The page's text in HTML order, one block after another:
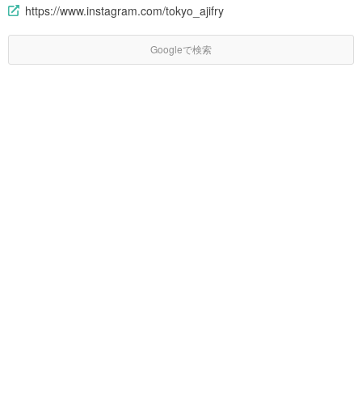
https://www.instagram.com/tokyo_ajifry
Googleで検索